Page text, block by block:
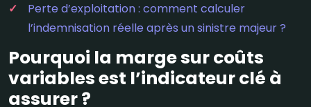
Perte d’exploitation : comment calculer
l’indemnisation réelle après un sinistre majeur ?
Pourquoi la marge sur coûts
variables est l’indicateur clé à
assurer ?